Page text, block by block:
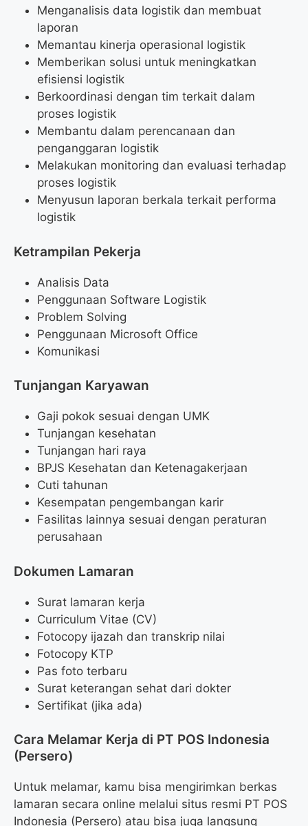
Menganalisis data logistik dan membuat
laporan
Memantau kinerja operasional logistik
Memberikan solusi untuk meningkatkan
efisiensi logistik
Berkoordinasi dengan tim terkait dalam
proses logistik
Membantu dalam perencanaan dan
penganggaran logistik
Melakukan monitoring dan evaluasi terhadap
proses logistik
Menyusun laporan berkala terkait performa
logistik
Ketrampilan Pekerja
Analisis Data
Penggunaan Software Logistik
Problem Solving
Penggunaan Microsoft Office
Komunikasi
Tunjangan Karyawan
Gaji pokok sesuai dengan UMK
Tunjangan kesehatan
Tunjangan hari raya
BPJS Kesehatan dan Ketenagakerjaan
Cuti tahunan
Kesempatan pengembangan karir
Fasilitas lainnya sesuai dengan peraturan
perusahaan
Dokumen Lamaran
Surat lamaran kerja
Curriculum Vitae (CV)
Fotocopy ijazah dan transkrip nilai
Fotocopy KTP
Pas foto terbaru
Surat keterangan sehat dari dokter
Sertifikat (jika ada)
Cara Melamar Kerja di PT POS Indonesia
(Persero)
Untuk melamar, kamu bisa mengirimkan berkas
lamaran secara online melalui situs resmi PT POS
Indonesia (Persero) atau bisa juga langsung